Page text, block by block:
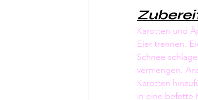
Karotten und
Eier trennen.
Schnee
vermengen.
Karotten
in eine befette